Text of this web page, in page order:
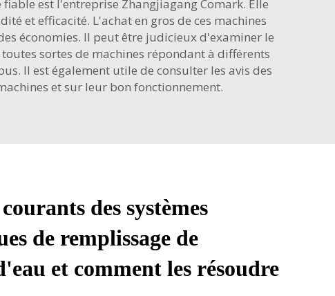
est l'entreprise Zhangjiagang Comark. Elle
et efficacité. L'achat en gros de ces machines
économies. Il peut être judicieux d'examiner le
sortes de machines répondant à différents
Il est également utile de consulter les avis des
et sur leur bon fonctionnement.
des systèmes
de remplissage de
et comment les résoudre